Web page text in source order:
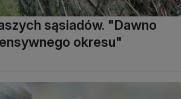
sąsiadów. "Dawno
okresu"